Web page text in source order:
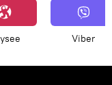
Viber